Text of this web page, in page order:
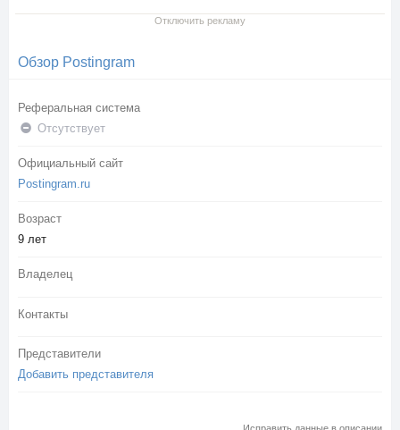
Отключить рекламу
Обзор Postingram
Реферальная система
Отсутствует
Официальный сайт
Postingram.ru
Возраст
9 лет
Владелец
Контакты
Представители
Добавить представителя